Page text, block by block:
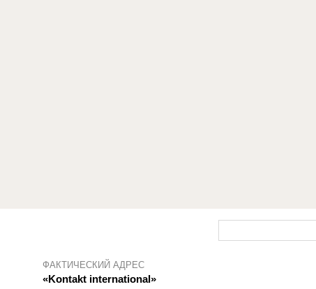
ФАКТИЧЕСКИЙ АДРЕС
«Kontakt international»